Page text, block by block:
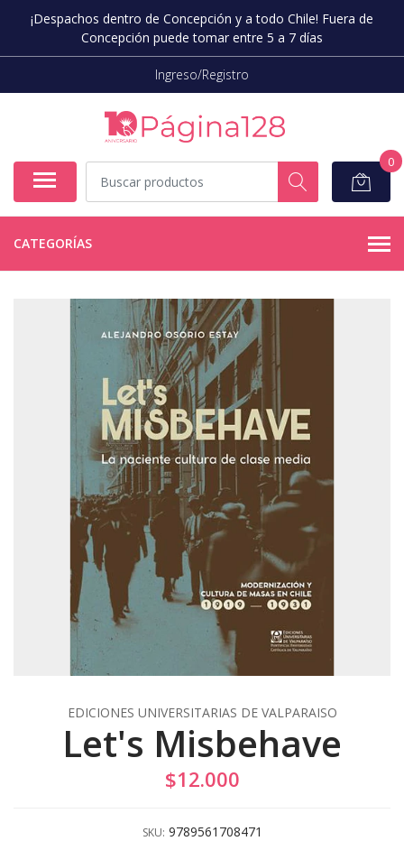
¡Despachos dentro de Concepción y a todo Chile! Fuera de
Concepción puede tomar entre 5 a 7 días
Ingreso/Registro
0
CATEGORÍAS
EDICIONES UNIVERSITARIAS DE VALPARAISO
Let's Misbehave
$12.000
SKU: 9789561708471